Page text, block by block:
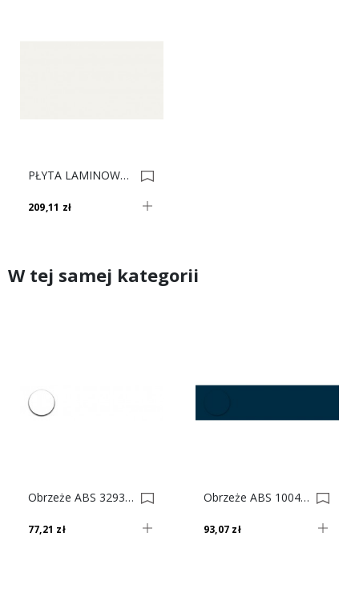
PŁYTA LAMINOWANA BIAŁA ALASKA U8681 SM 0007595-0006935
209,11 zł
W tej samej kategorii
Obrzeże ABS 3293 Sm Biały Polarny Do Płyty SWISS KRONO 0010152-0010155
77,21 zł
Obrzeże ABS 10040 Vl Atramentowy Do Płyty SWISS KRONO 0022967-0023221
93,07 zł